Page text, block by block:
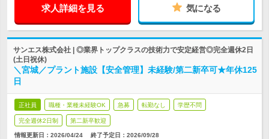
求人詳細を見る 気になる
サンエス株式会社 | ◎業界トップクラスの技術力で安定経営◎完全週休2日
(土日祝休)
＼宮城／プラント施設【安全管理】未経験/第二新卒可★年休125
日
正社員 職種・業種未経験OK 急募 転勤なし 学歴不問
完全週休2日制 第二新卒歓迎
情報更新日：2026/04/24 終了予定日： 2026/09/28